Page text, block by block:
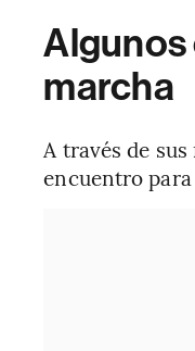
marcha
A través de
encuentro